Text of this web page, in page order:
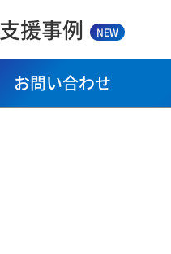
支援事例 NEW
お問い合わせ